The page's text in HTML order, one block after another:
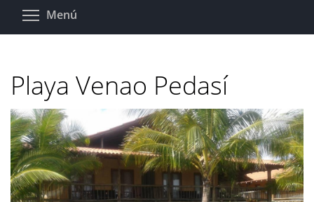
Pasar
Menú
Playa Venao Pedasí